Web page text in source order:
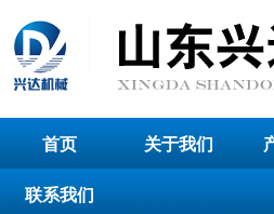
首页 关于我们
联系我们